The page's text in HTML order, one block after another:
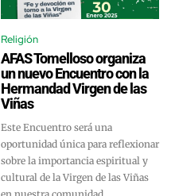
Religión
AFAS Tomelloso organiza
un nuevo Encuentro con la
Hermandad Virgen de las
Viñas
Este Encuentro será una
oportunidad única para reflexionar
sobre la importancia espiritual y
cultural de la Virgen de las Viñas